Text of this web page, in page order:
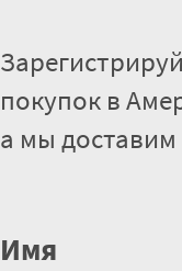
покупок в
а мы доставим
Имя